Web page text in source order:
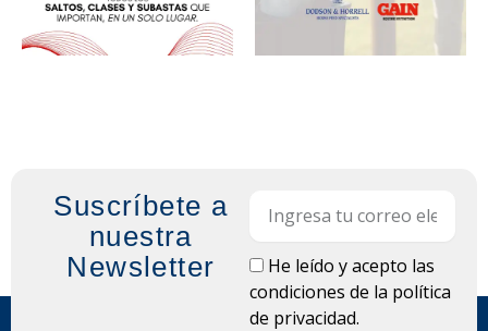
Suscríbete a
nuestra
Newsletter
LOPDHe leído y acepto las
condiciones de la política
de privacidad.